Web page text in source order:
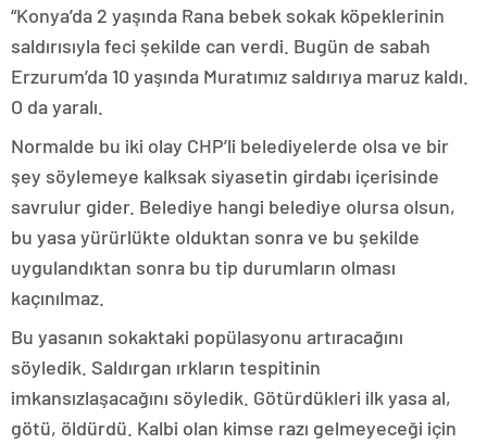
“Konya’da 2 yaşında Rana bebek sokak köpeklerinin
saldırısıyla feci şekilde can verdi. Bugün de sabah
Erzurum’da 10 yaşında Muratımız saldırıya maruz kaldı.
O da yaralı.
Normalde bu iki olay CHP’li belediyelerde olsa ve bir
şey söylemeye kalksak siyasetin girdabı içerisinde
savrulur gider. Belediye hangi belediye olursa olsun,
bu yasa yürürlükte olduktan sonra ve bu şekilde
uygulandıktan sonra bu tip durumların olması
kaçınılmaz.
Bu yasanın sokaktaki popülasyonu artıracağını
söyledik. Saldırgan ırkların tespitinin
imkansızlaşacağını söyledik. Götürdükleri ilk yasa al,
götü, öldürdü. Kalbi olan kimse razı gelmeyeceği için